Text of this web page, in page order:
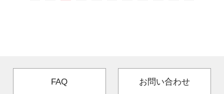
FAQ お問い合わせ